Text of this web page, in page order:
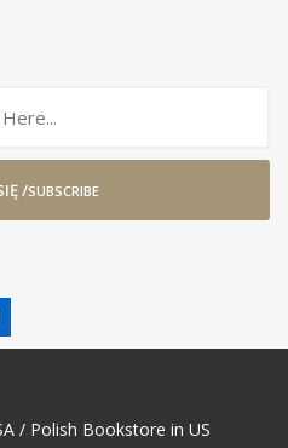
/SUBSCRIBE
/ Polish Bookstore in US